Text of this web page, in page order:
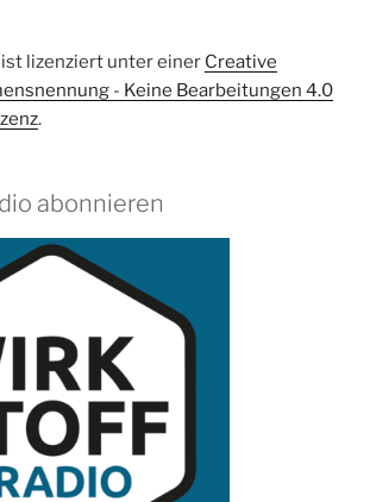
lizenziert unter einer Creative
- Keine Bearbeitungen 4.0
.
abonnieren